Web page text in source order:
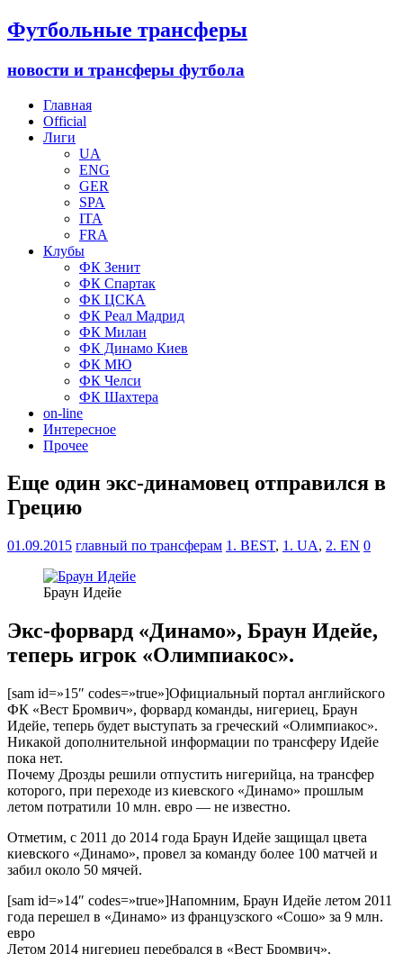
Футбольные трансферы
новости и трансферы футбола
Главная
Official
Лиги
UA
ENG
GER
SPA
ITA
FRA
Клубы
ФК Зенит
ФК Спартак
ФК ЦСКА
ФК Реал Мадрид
ФК Милан
ФК Динамо Киев
ФК МЮ
ФК Челси
ФК Шахтера
on-line
Интересное
Прочее
Еще один экс-динамовец отправился в
Грецию
01.09.2015 главный по трансферам 1. BEST, 1. UA, 2. EN 0
Браун Идейе
Экс-форвард «Динамо», Браун Идейе,
теперь игрок «Олимпиакос».
[sam id=»15″ codes=»true»]Официальный портал английского
ФК «Вест Бромвич», форвард команды, нигериец, Браун
Идейе, теперь будет выступать за греческий «Олимпиакос».
Никакой дополнительной информации по трансферу Идейе
пока нет.
Почему Дрозды решили отпустить нигерийца, на трансфер
которого, при переходе из киевского «Динамо» прошлым
летом потратили 10 млн. евро — не известно.
Отметим, с 2011 до 2014 года Браун Идейе защищал цвета
киевского «Динамо», провел за команду более 100 матчей и
забил около 50 мячей.
[sam id=»14″ codes=»true»]Напомним, Браун Идейе летом 2011
года перешел в «Динамо» из французского «Сошо» за 9 млн.
евро
Летом 2014 нигериец перебрался в «Вест Бромвич».